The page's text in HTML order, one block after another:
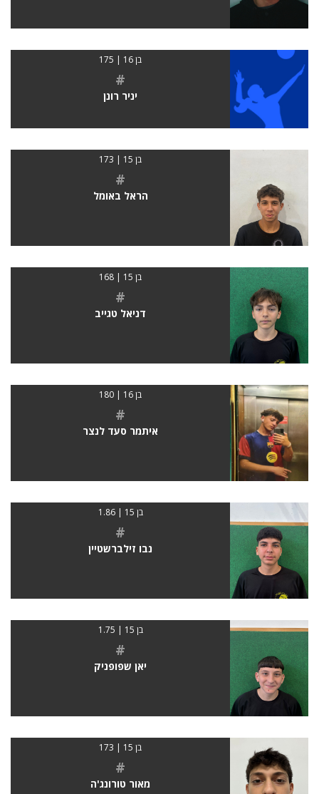
בן 16 | 175
#
יניר רונן
בן 15 | 173
#
הראל באומל
בן 15 | 168
#
דניאל טגייב
בן 16 | 180
#
איתמר סעד לנצר
בן 15 | 1.86
#
נבו זילברשטיין
בן 15 | 1.75
#
יאן שפופניק
בן 15 | 173
#
מאור טורונג'ה